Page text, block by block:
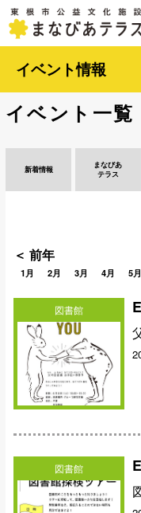
イベント情報
イベント一覧
新着情報
まなびあ
テラス
＜ 前年
1月 2月 3月 4月 5月
図書館
図書館